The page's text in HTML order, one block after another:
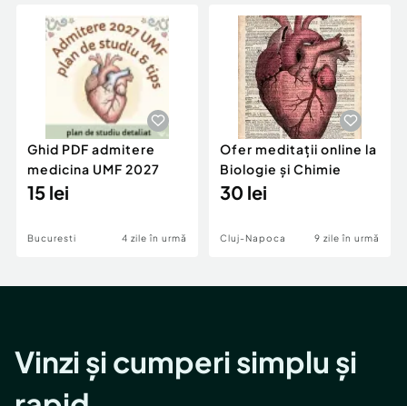
Servicii
Animale de companie
Afaceri și echipamente profesionale
Inchiriere Bunuri si Vehicule
Utilaje agricole si industriale
Piese auto si accesorii
Dacia Duster
Ghid PDF admitere
medicina UMF 2027
15 lei
Bucuresti 4 zile în urmă
Ofer meditații online la
Biologie și Chimie
30 lei
Cluj-Napoca 9 zile în urmă
Vinzi și cumperi simplu și